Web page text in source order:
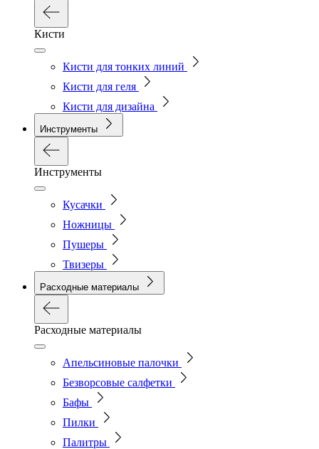
Кисти
Кисти для тонких линий
Кисти для геля
Кисти для дизайна
Инструменты
Инструменты
Кусачки
Ножницы
Пушеры
Твизеры
Расходные материалы
Расходные материалы
Апельсиновые палочки
Безворсовые салфетки
Бафы
Пилки
Палитры